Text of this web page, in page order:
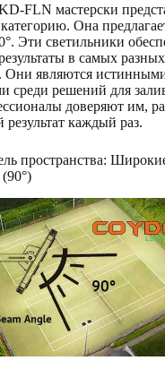
FLN мастерски
Она
Эти светильники
в самых
Они являются
среди решений для
доверяют им,
каждый раз.
пространства: